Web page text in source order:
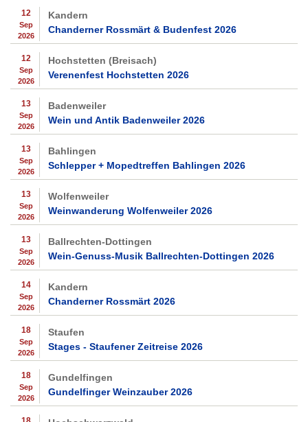
12
Sep
2026
Kandern
Chanderner Rossmärt & Budenfest 2026
12
Sep
2026
Hochstetten (Breisach)
Verenenfest Hochstetten 2026
13
Sep
2026
Badenweiler
Wein und Antik Badenweiler 2026
13
Sep
2026
Bahlingen
Schlepper + Mopedtreffen Bahlingen 2026
13
Sep
2026
Wolfenweiler
Weinwanderung Wolfenweiler 2026
13
Sep
2026
Ballrechten-Dottingen
Wein-Genuss-Musik Ballrechten-Dottingen 2026
14
Sep
2026
Kandern
Chanderner Rossmärt 2026
18
Sep
2026
Staufen
Stages - Staufener Zeitreise 2026
18
Sep
2026
Gundelfingen
Gundelfinger Weinzauber 2026